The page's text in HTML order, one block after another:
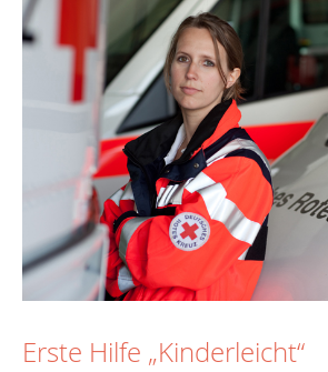
Erste Hilfe „Kinderleicht“